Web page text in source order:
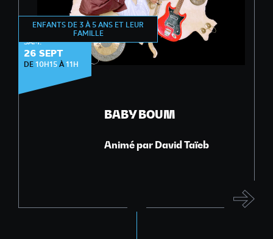
ÉVEIL MUSICAL
SAM.
26 SEPT
DE 10H15 À11H
ENFANTS DE 3 À 5 ANS ET LEUR
FAMILLE
BABY BOUM
Animé par David Taïeb